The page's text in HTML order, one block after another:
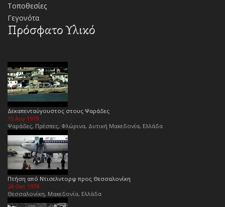
Τοποθεσίες
Γεγονότα
Πρόσφατο Υλικό
Δεκαπενταύγουστος στους Ψαράδες
15 Αυγ 1979
Ψαράδες, Πρέσπες, Φλώρινα, Δυτική Μακεδονία, Ελλάδα
Πτήση από Ντισελντορφ προς Θεσσαλονίκη
24 Οκτ 1974
Θεσσαλονίκη, Μακεδονία, Ελλάδα